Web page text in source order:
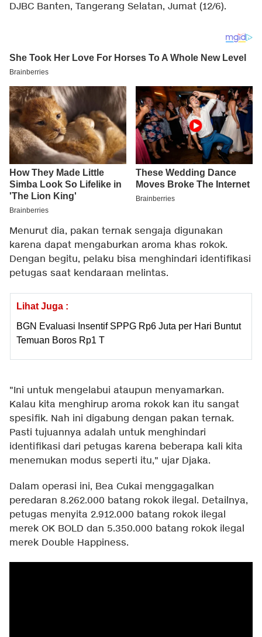
DJBC Banten, Tangerang Selatan, Jumat (12/6).
Menurut dia, pakan ternak sengaja digunakan
karena dapat mengaburkan aroma khas rokok.
Dengan begitu, pelaku bisa menghindari identifikasi
petugas saat kendaraan melintas.
Lihat Juga :
BGN Evaluasi Insentif SPPG Rp6 Juta per Hari Buntut
Temuan Boros Rp1 T
"Ini untuk mengelabui ataupun menyamarkan.
Kalau kita menghirup aroma rokok kan itu sangat
spesifik. Nah ini digabung dengan pakan ternak.
Pasti tujuannya adalah untuk menghindari
identifikasi dari petugas karena beberapa kali kita
menemukan modus seperti itu," ujar Djaka.
Dalam operasi ini, Bea Cukai menggagalkan
peredaran 8.262.000 batang rokok ilegal. Detailnya,
petugas menyita 2.912.000 batang rokok ilegal
merek OK BOLD dan 5.350.000 batang rokok ilegal
merek Double Happiness.